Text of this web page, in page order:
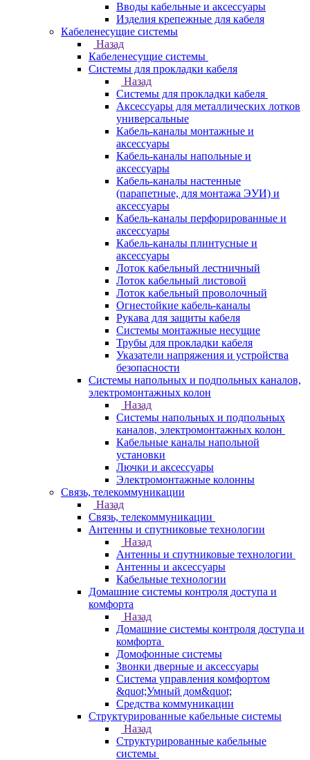
Вводы кабельные и аксессуары
Изделия крепежные для кабеля
Кабеленесущие системы
Назад
Кабеленесущие системы
Системы для прокладки кабеля
Назад
Системы для прокладки кабеля
Аксессуары для металлических лотков
универсальные
Кабель-каналы монтажные и
аксессуары
Кабель-каналы напольные и
аксессуары
Кабель-каналы настенные
(парапетные, для монтажа ЭУИ) и
аксессуары
Кабель-каналы перфорированные и
аксессуары
Кабель-каналы плинтусные и
аксессуары
Лоток кабельный лестничный
Лоток кабельный листовой
Лоток кабельный проволочный
Огнестойкие кабель-каналы
Рукава для защиты кабеля
Системы монтажные несущие
Трубы для прокладки кабеля
Указатели напряжения и устройства
безопасности
Системы напольных и подпольных каналов,
электромонтажных колон
Назад
Системы напольных и подпольных
каналов, электромонтажных колон
Кабельные каналы напольной
установки
Лючки и аксессуары
Электромонтажные колонны
Связь, телекоммуникации
Назад
Связь, телекоммуникации
Антенны и спутниковые технологии
Назад
Антенны и спутниковые технологии
Антенны и аксессуары
Кабельные технологии
Домашние системы контроля доступа и
комфорта
Назад
Домашние системы контроля доступа и
комфорта
Домофонные системы
Звонки дверные и аксессуары
Система управления комфортом
&quot;Умный дом&quot;
Средства коммуникации
Структурированные кабельные системы
Назад
Структурированные кабельные
системы